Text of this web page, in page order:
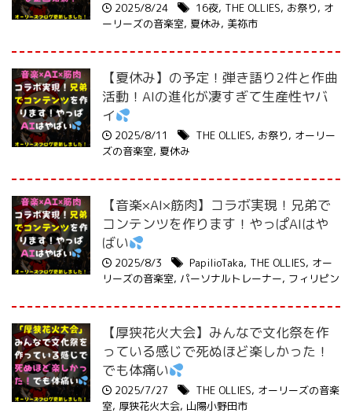
2025/8/24 16夜, THE OLLIES, お祭り, オ
ーリーズの音楽室, 夏休み, 美祢市
【夏休み】の予定！弾き語り2件と作曲
活動！AIの進化が凄すぎて生産性ヤバ
イ
2025/8/11 THE OLLIES, お祭り, オーリー
ズの音楽室, 夏休み
【音楽×AI×筋肉】コラボ実現！兄弟で
コンテンツを作ります！やっぱAIはや
ばい
2025/8/3 PapilioTaka, THE OLLIES, オー
リーズの音楽室, パーソナルトレーナー, フィリピン
【厚狭花火大会】みんなで文化祭を作
っている感じで死ぬほど楽しかった！
でも体痛い
2025/7/27 THE OLLIES, オーリーズの音楽
室, 厚狭花火大会, 山陽小野田市